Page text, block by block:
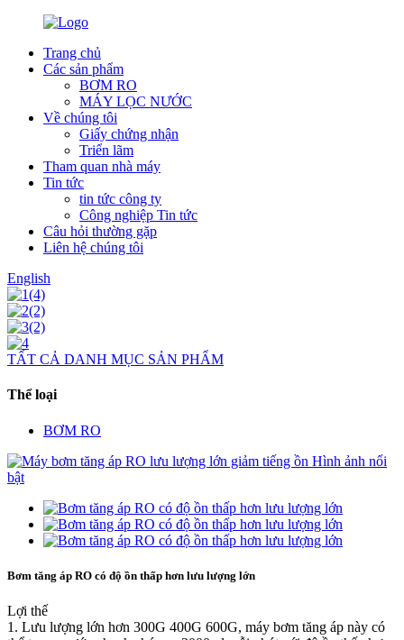
Trang chủ
Các sản phẩm
BƠM RO
MÁY LỌC NƯỚC
Về chúng tôi
Giấy chứng nhận
Triển lãm
Tham quan nhà máy
Tin tức
tin tức công ty
Công nghiệp Tin tức
Câu hỏi thường gặp
Liên hệ chúng tôi
English
TẤT CẢ DANH MỤC SẢN PHẨM
Thể loại
BƠM RO
Bơm tăng áp RO có độ ồn thấp hơn lưu lượng lớn
Lợi thế
1. Lưu lượng lớn hơn 300G 400G 600G, máy bơm tăng áp này có